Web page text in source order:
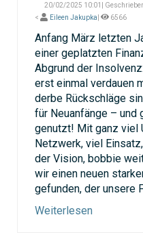
20/02/2025 10:01|
<
Eileen Jakupka 6566
Anfang März letzten
einer geplatzten
Abgrund der
erst einmal verdauen
derbe Rückschläge
für Neuanfänge – und
genutzt! Mit ganz viel
Netzwerk, viel
der Vision, bobbie
wir einen neuen
gefunden, der unsere
Weiterlesen